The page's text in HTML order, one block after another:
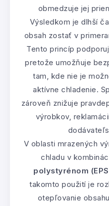
obmedzuje jej
Výsledkom je dlhší
obsah zostať v
Tento princíp
pretože umožňuje
tam, kde nie je
aktívne chladenie.
zároveň znižuje
výrobkov,
V oblasti mrazených
chladu v
polystyrénom
takomto použití je
otepľovanie